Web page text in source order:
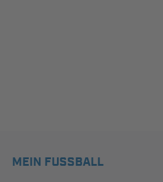
MEIN FUSSBALL